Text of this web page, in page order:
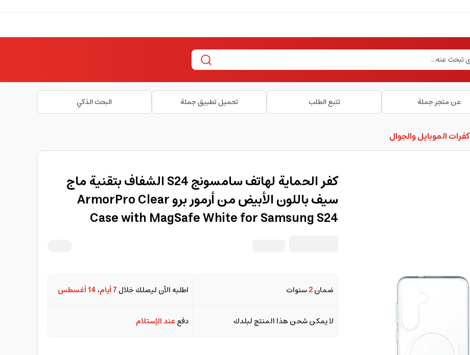
عن متجر جملة تتبع الطلب تحميل تطبيق جملة البحث الذكي
كفرات الموبايل والجوال
كفر الحماية لهاتف سامسونج S24 الشفاف بتقنية ماج
سيف باللون الأبيض من أرمور برو ArmorPro Clear
Case with MagSafe White for Samsung S24
ضمان2سنوات اطلبه الآن ليصلك خلال 7 أيام ، 14 أغسطس
لا يمكن شحن هذا المنتج لبلدك دفععند الإستلام